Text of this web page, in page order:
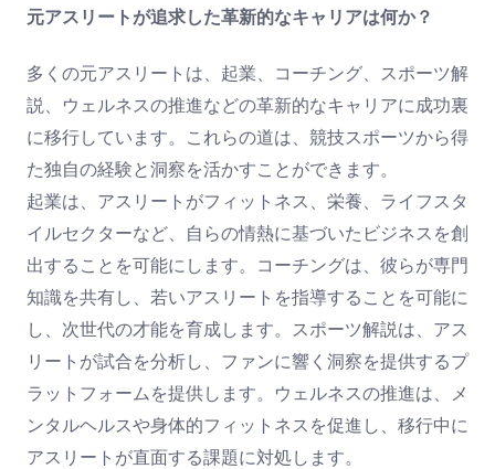
元アスリートが追求した革新的なキャリアは何か？
多くの元アスリートは、起業、コーチング、スポーツ解
説、ウェルネスの推進などの革新的なキャリアに成功裏
に移行しています。これらの道は、競技スポーツから得
た独自の経験と洞察を活かすことができます。
起業は、アスリートがフィットネス、栄養、ライフスタ
イルセクターなど、自らの情熱に基づいたビジネスを創
出することを可能にします。コーチングは、彼らが専門
知識を共有し、若いアスリートを指導することを可能に
し、次世代の才能を育成します。スポーツ解説は、アス
リートが試合を分析し、ファンに響く洞察を提供するプ
ラットフォームを提供します。ウェルネスの推進は、メ
ンタルヘルスや身体的フィットネスを促進し、移行中に
アスリートが直面する課題に対処します。